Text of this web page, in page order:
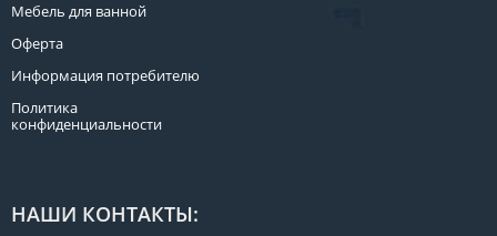
Мебель для ванной
Оферта
Информация потребителю
Политика
конфиденциальности
НАШИ КОНТАКТЫ: